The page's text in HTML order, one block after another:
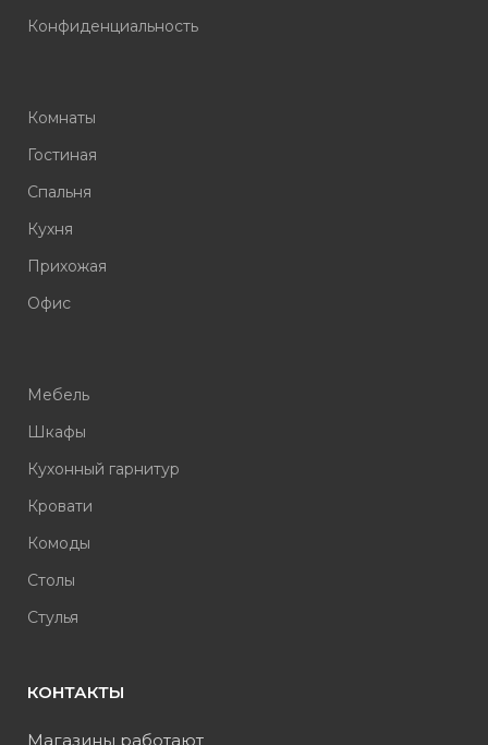
Конфиденциальность
Комнаты
Гостиная
Спальня
Кухня
Прихожая
Офис
Мебель
Шкафы
Кухонный гарнитур
Кровати
Комоды
Столы
Стулья
КОНТАКТЫ
Магазины работают